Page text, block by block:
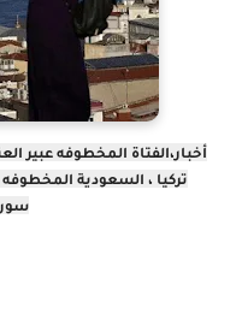
أخبار،الفتاة المخطوفه عبير
تركيا ، السعودية المخطوفه